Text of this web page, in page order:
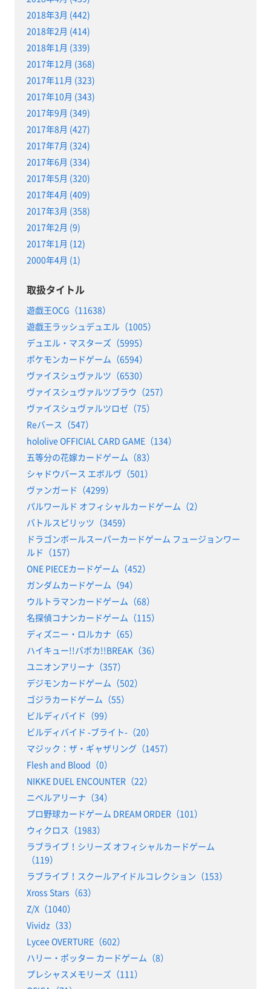
2018年3月 (442)
2018年2月 (414)
2018年1月 (339)
2017年12月 (368)
2017年11月 (323)
2017年10月 (343)
2017年9月 (349)
2017年8月 (427)
2017年7月 (324)
2017年6月 (334)
2017年5月 (320)
2017年4月 (409)
2017年3月 (358)
2017年2月 (9)
2017年1月 (12)
2000年4月 (1)
取扱タイトル
遊戯王OCG（11638）
遊戯王ラッシュデュエル（1005）
デュエル・マスターズ（5995）
ポケモンカードゲーム（6594）
ヴァイスシュヴァルツ（6530）
ヴァイスシュヴァルツブラウ（257）
ヴァイスシュヴァルツロゼ（75）
Reバース（547）
hololive OFFICIAL CARD GAME（134）
五等分の花嫁カードゲーム（83）
シャドウバース エボルヴ（501）
ヴァンガード（4299）
パルワールド オフィシャルカードゲーム（2）
バトルスピリッツ（3459）
ドラゴンボールスーパーカードゲーム フュージョンワー
ルド（157）
ONE PIECEカードゲーム（452）
ガンダムカードゲーム（94）
ウルトラマンカードゲーム（68）
名探偵コナンカードゲーム（115）
ディズニー・ロルカナ（65）
ハイキュー!!バボカ!!BREAK（36）
ユニオンアリーナ（357）
デジモンカードゲーム（502）
ゴジラカードゲーム（55）
ビルディバイド（99）
ビルディバイド -ブライト-（20）
マジック：ザ・ギャザリング（1457）
Flesh and Blood（0）
NIKKE DUEL ENCOUNTER（22）
ニベルアリーナ（34）
プロ野球カードゲーム DREAM ORDER（101）
ウィクロス（1983）
ラブライブ！シリーズ オフィシャルカードゲーム
（119）
ラブライブ！スクールアイドルコレクション（153）
Xross Stars（63）
Z/X（1040）
Vividz（33）
Lycee OVERTURE（602）
ハリー・ポッター カードゲーム（8）
プレシャスメモリーズ（111）